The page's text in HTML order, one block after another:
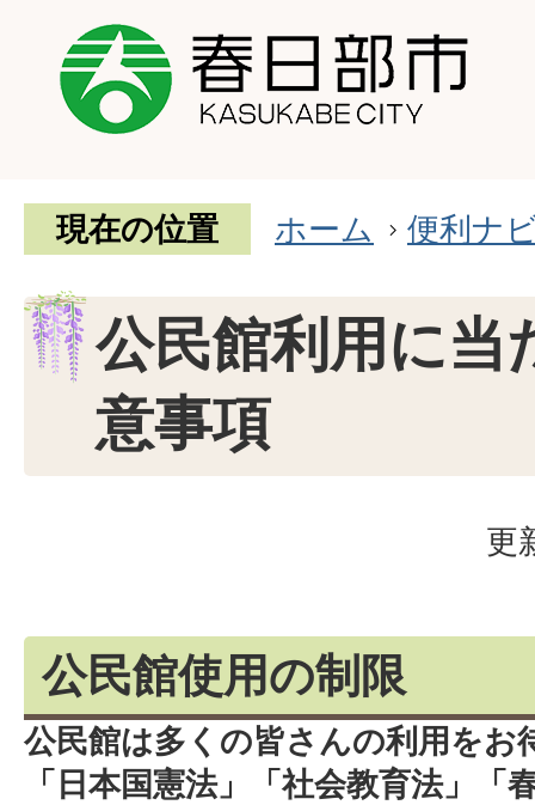
現在の位置 ホーム 便利ナ
公民館利用に当
意事項
更
公民館使用の制限
公民館は多くの皆さんの利用をお
「日本国憲法」「社会教育法」「